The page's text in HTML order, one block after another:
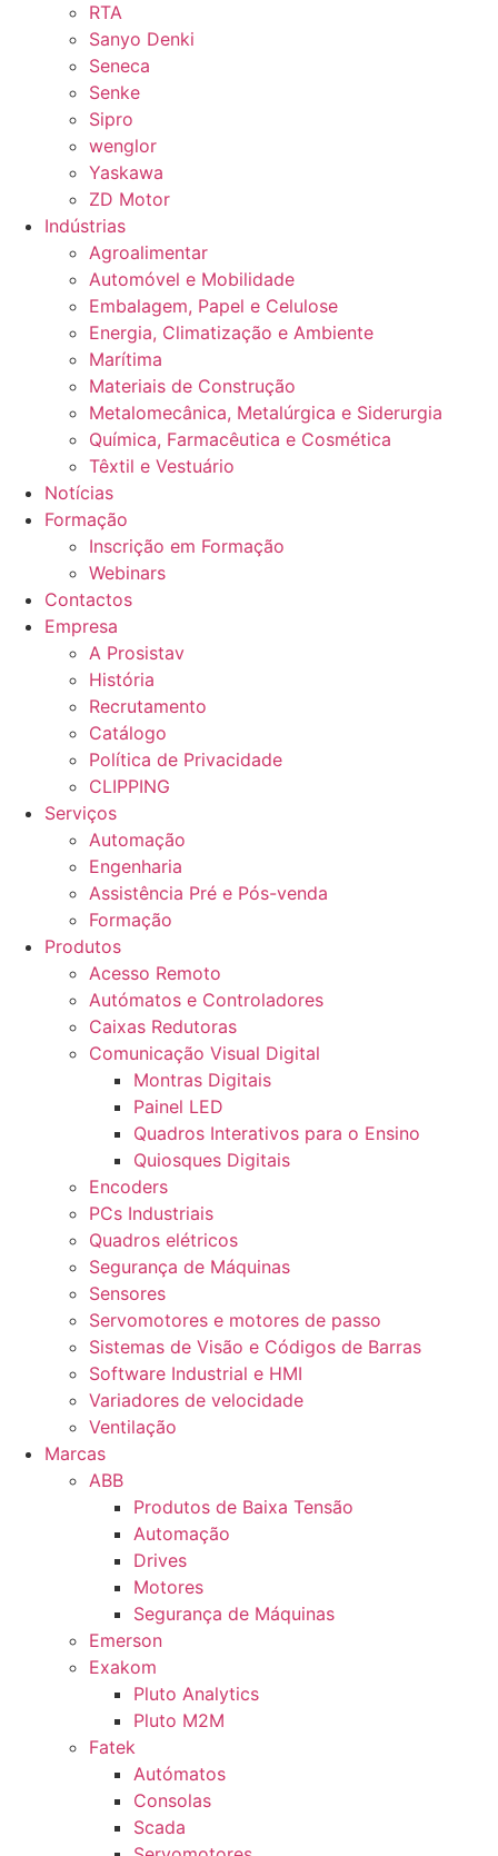
RTA
Sanyo Denki
Seneca
Senke
Sipro
wenglor
Yaskawa
ZD Motor
Indústrias
Agroalimentar
Automóvel e Mobilidade
Embalagem, Papel e Celulose
Energia, Climatização e Ambiente
Marítima
Materiais de Construção
Metalomecânica, Metalúrgica e Siderurgia
Química, Farmacêutica e Cosmética
Têxtil e Vestuário
Notícias
Formação
Inscrição em Formação
Webinars
Contactos
Empresa
A Prosistav
História
Recrutamento
Catálogo
Política de Privacidade
CLIPPING
Serviços
Automação
Engenharia
Assistência Pré e Pós-venda
Formação
Produtos
Acesso Remoto
Autómatos e Controladores
Caixas Redutoras
Comunicação Visual Digital
Montras Digitais
Painel LED
Quadros Interativos para o Ensino
Quiosques Digitais
Encoders
PCs Industriais
Quadros elétricos
Segurança de Máquinas
Sensores
Servomotores e motores de passo
Sistemas de Visão e Códigos de Barras
Software Industrial e HMI
Variadores de velocidade
Ventilação
Marcas
ABB
Produtos de Baixa Tensão
Automação
Drives
Motores
Segurança de Máquinas
Emerson
Exakom
Pluto Analytics
Pluto M2M
Fatek
Autómatos
Consolas
Scada